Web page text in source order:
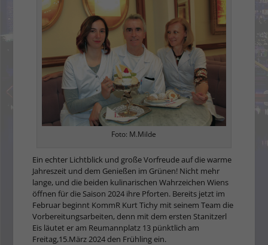
Foto: M.Milde
Ein echter Lichtblick und große Vorfreude auf die warme
Jahreszeit und dem Genießen im Grünen! Nicht mehr
lange, und die beiden kulinarischen Wahrzeichen Wiens
öffnen für die Saison 2024 ihre Pforten. Bereits jetzt im
Februar beginnt KommR Kurt Tichy mit seinem Team die
Vorbereitungsarbeiten, denn mit dem ersten Stanitzerl
Eis läutet er am Reumannplatz 13 pünktlich am
Freitag,15.März 2024 den Frühling ein.